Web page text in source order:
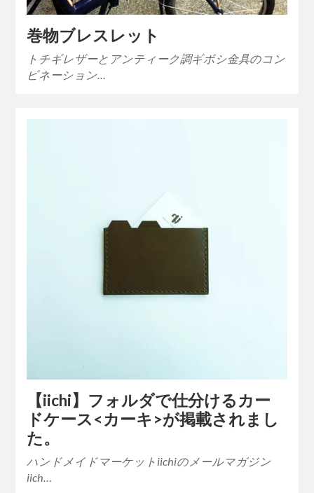
巻物ブレスレット
トチギレザーとアンティーク調ギボシ金具のコン
ビネーション…
【iichi】フォルダで仕分けるカー
ドケース<カーキ>が掲載されまし
た。
ハンドメイドマーケットiichiのメールマガジン
iich…